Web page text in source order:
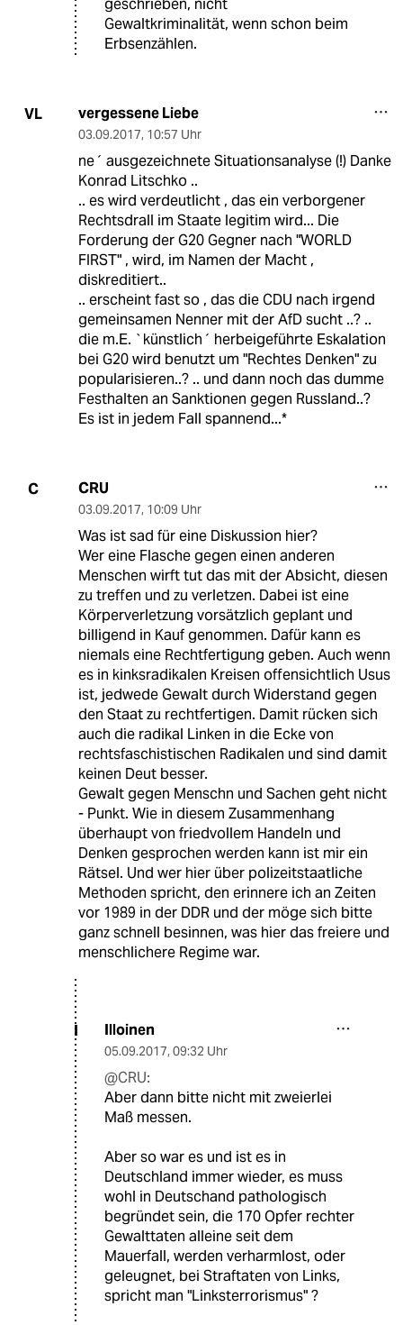
geschrieben, nicht
Gewaltkriminalität, wenn schon beim
Erbsenzählen.
VL vergessene Liebe
03.09.2017, 10:57 Uhr
ne´ ausgezeichnete Situationsanalyse (!) Danke
Konrad Litschko ..
.. es wird verdeutlicht , das ein verborgener
Rechtsdrall im Staate legitim wird... Die
Forderung der G20 Gegner nach "WORLD
FIRST" , wird, im Namen der Macht ,
diskreditiert..
.. erscheint fast so , das die CDU nach irgend
gemeinsamen Nenner mit der AfD sucht ..? ..
die m.E. `künstlich´ herbeigeführte Eskalation
bei G20 wird benutzt um "Rechtes Denken" zu
popularisieren..? .. und dann noch das dumme
Festhalten an Sanktionen gegen Russland..?
Es ist in jedem Fall spannend...*
C CRU
03.09.2017, 10:09 Uhr
Was ist sad für eine Diskussion hier?
Wer eine Flasche gegen einen anderen
Menschen wirft tut das mit der Absicht, diesen
zu treffen und zu verletzen. Dabei ist eine
Körperverletzung vorsätzlich geplant und
billigend in Kauf genommen. Dafür kann es
niemals eine Rechtfertigung geben. Auch wenn
es in kinksradikalen Kreisen offensichtlich Usus
ist, jedwede Gewalt durch Widerstand gegen
den Staat zu rechtfertigen. Damit rücken sich
auch die radikal Linken in die Ecke von
rechtsfaschistischen Radikalen und sind damit
keinen Deut besser.
Gewalt gegen Menschn und Sachen geht nicht
- Punkt. Wie in diesem Zusammenhang
überhaupt von friedvollem Handeln und
Denken gesprochen werden kann ist mir ein
Rätsel. Und wer hier über polizeitstaatliche
Methoden spricht, den erinnere ich an Zeiten
vor 1989 in der DDR und der möge sich bitte
ganz schnell besinnen, was hier das freiere und
menschlichere Regime war.
I Illoinen
05.09.2017, 09:32 Uhr
@CRU:
Aber dann bitte nicht mit zweierlei
Maß messen.
Aber so war es und ist es in
Deutschland immer wieder, es muss
wohl in Deutschand pathologisch
begründet sein, die 170 Opfer rechter
Gewalttaten alleine seit dem
Mauerfall, werden verharmlost, oder
geleugnet, bei Straftaten von Links,
spricht man "Linksterrorismus" ?